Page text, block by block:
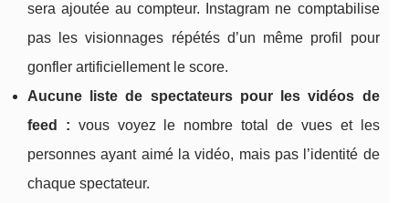
sera ajoutée au compteur. Instagram ne comptabilise
pas les visionnages répétés d’un même profil pour
gonfler artificiellement le score.
Aucune liste de spectateurs pour les vidéos de
feed : vous voyez le nombre total de vues et les
personnes ayant aimé la vidéo, mais pas l’identité de
chaque spectateur.